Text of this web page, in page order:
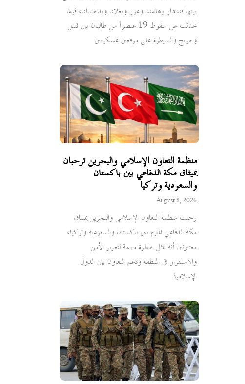
بينها قندهار وهلمند وغور وبغلان وبدخشان، فيما
تحدثت عن سقوط 19 عنصراً من طالبان بين قتيل
وجريح والسيطرة على موقعين عسكريين
منظمة التعاون الإسلامي والبحرين ترحبان
بميثاق مكة الدفاعي بين باكستان
والسعودية وتركيا
August 8, 2026
رحبت منظمة التعاون الإسلامي والبحرين بميثاق
مكة الدفاعي المبرم بين باكستان والسعودية وتركيا،
معتبرتين أنه يمثل خطوة مهمة لتعزيز الأمن
والاستقرار في المنطقة ودعم التعاون بين الدول
الإسلامية